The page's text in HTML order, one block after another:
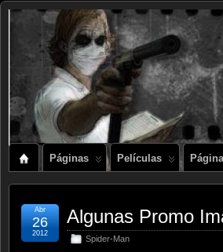
Páginas Películas
Algunas Promo
Spider-Man
Abr
26
2012